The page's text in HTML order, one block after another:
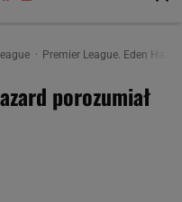
Premier League. Eden
porozumiał